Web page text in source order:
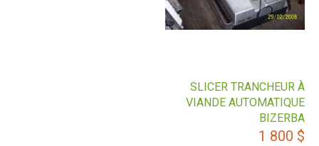
SLICER TRANCHEUR À
VIANDE AUTOMATIQUE
BIZERBA
1 800 $